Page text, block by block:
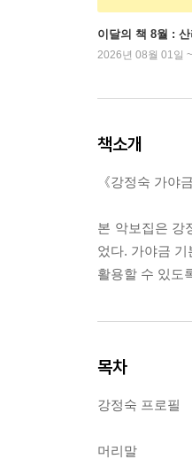
이달의 책 8월 :
2026년 08월 01일
책소개
《강정숙 가야
본 악보집은 강
었다. 가야금
활용할 수 있도
목차
강정숙 프로필
머리말